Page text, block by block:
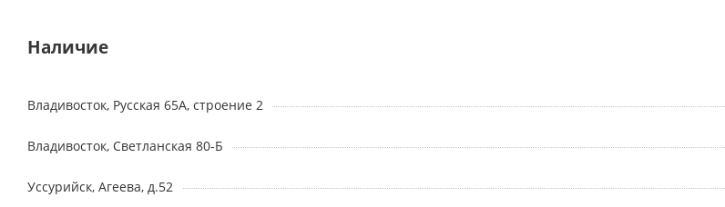
Наличие
Владивосток, Русская 65А, строение 2
Владивосток, Светланская 80-Б
Уссурийск, Агеева, д.52